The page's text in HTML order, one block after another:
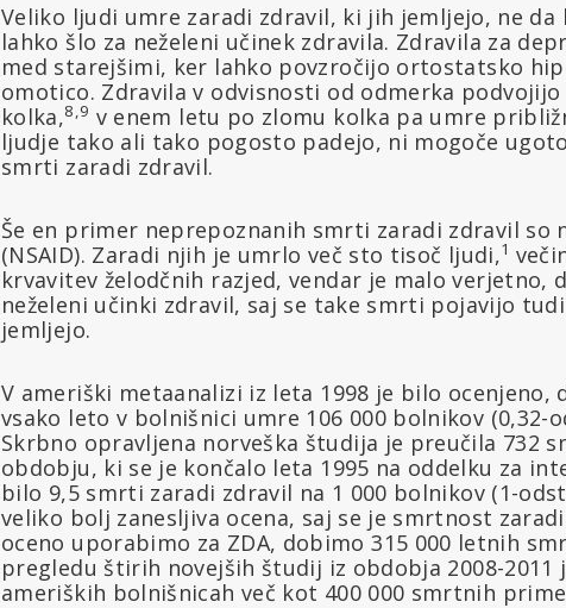
Veliko ljudi umre zaradi zdravil, ki jih jemljejo, ne
lahko šlo za neželeni učinek zdravila. Zdravila za
med starejšimi, ker lahko povzročijo ortostatsko
omotico. Zdravila v odvisnosti od odmerka
kolka,8,9 v enem letu po zlomu kolka pa umre
ljudje tako ali tako pogosto padejo, ni mogoče
smrti zaradi zdravil.
Še en primer neprepoznanih smrti zaradi zdravil
(NSAID). Zaradi njih je umrlo več sto tisoč ljudi,1
krvavitev želodčnih razjed, vendar je malo
neželeni učinki zdravil, saj se take smrti pojavijo
jemljejo.
V ameriški metaanalizi iz leta 1998 je bilo ocenjeno,
vsako leto v bolnišnici umre 106 000 bolnikov
Skrbno opravljena norveška študija je preučila 732
obdobju, ki se je končalo leta 1995 na oddelku za
bilo 9,5 smrti zaradi zdravil na 1 000 bolnikov (1-
veliko bolj zanesljiva ocena, saj se je smrtnost
oceno uporabimo za ZDA, dobimo 315 000 letnih
pregledu štirih novejših študij iz obdobja 2008-2011
ameriških bolnišnicah več kot 400 000 smrtnih